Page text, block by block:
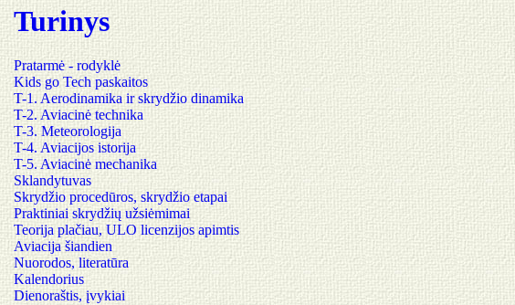
Turinys
Pratarmė - rodyklė
Kids go Tech paskaitos
T-1. Aerodinamika ir skrydžio dinamika
T-2. Aviacinė technika
T-3. Meteorologija
T-4. Aviacijos istorija
T-5. Aviacinė mechanika
Sklandytuvas
Skrydžio procedūros, skrydžio etapai
Praktiniai skrydžių užsiėmimai
Teorija plačiau, ULO licenzijos apimtis
Aviacija šiandien
Nuorodos, literatūra
Kalendorius
Dienoraštis, įvykiai